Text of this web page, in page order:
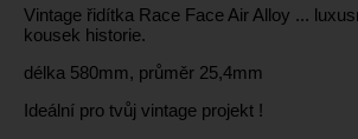
Vintage řidítka Race Face Air Alloy ...
kousek historie.
délka 580mm, průměr 25,4mm
Ideální pro tvůj vintage projekt !